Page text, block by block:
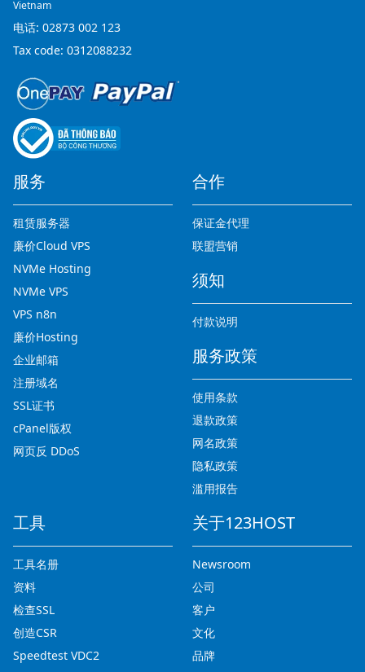
Vietnam
电话: 02873 002 123
Tax code: 0312088232
服务
租赁服务器
廉价Cloud VPS
NVMe Hosting
NVMe VPS
VPS n8n
廉价Hosting
企业邮箱
注册域名
SSL证书
cPanel版权
网页反 DDoS
合作
保证金代理
联盟营销
须知
付款说明
服务政策
使用条款
退款政策
网名政策
隐私政策
滥用报告
工具
工具名册
资料
检查SSL
创造CSR
Speedtest VDC2
关于123HOST
Newsroom
公司
客户
文化
品牌